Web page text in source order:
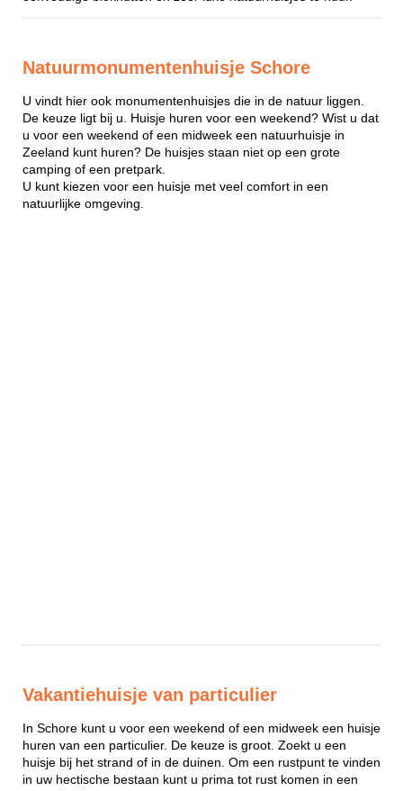
Natuurmonumentenhuisje Schore
U vindt hier ook monumentenhuisjes die in de natuur liggen.
De keuze ligt bij u. Huisje huren voor een weekend? Wist u dat
u voor een weekend of een midweek een natuurhuisje in
Zeeland kunt huren? De huisjes staan niet op een grote
camping of een pretpark.
U kunt kiezen voor een huisje met veel comfort in een
natuurlijke omgeving.
Vakantiehuisje van particulier
In Schore kunt u voor een weekend of een midweek een huisje
huren van een particulier. De keuze is groot. Zoekt u een
huisje bij het strand of in de duinen. Om een rustpunt te vinden
in uw hectische bestaan kunt u prima tot rust komen in een